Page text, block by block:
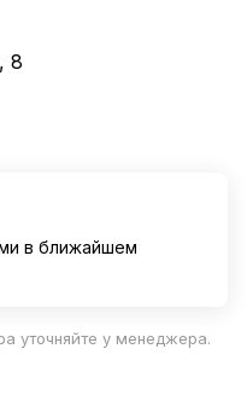
8
в ближайшем
уточняйте у менеджера.